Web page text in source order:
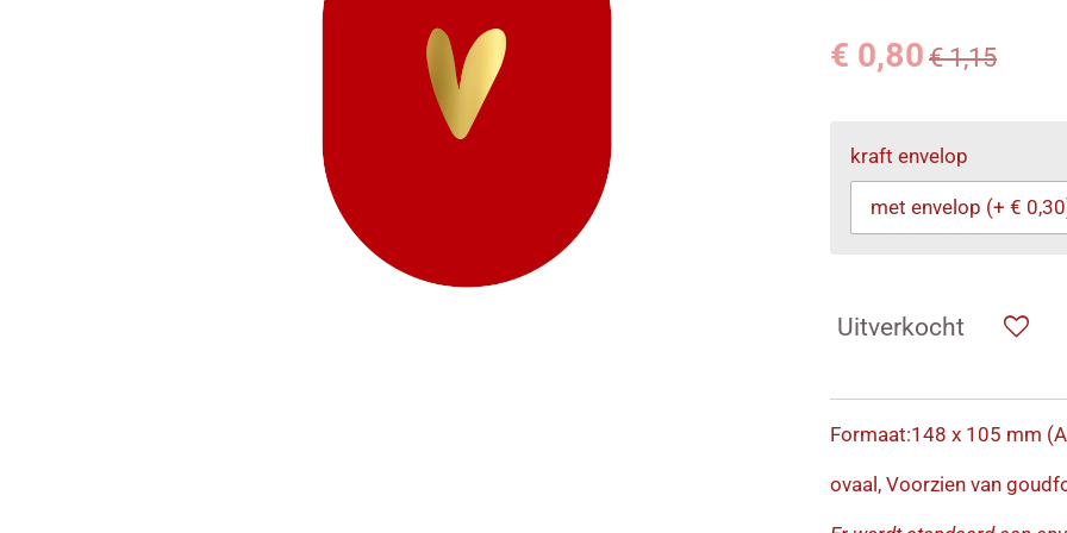
€ 0,80 € 1,15
kraft envelop
Uitverkocht
Formaat:148 x 105 mm
ovaal, Voorzien van